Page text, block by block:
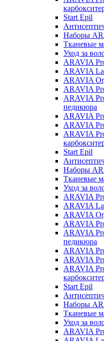
Start Epil
Наборы
Тканевые
Уход за
ARAVIA
ARAVIA
ARAVIA
ARAVIA
ARAVIA
педикюра
ARAVIA
ARAVIA
ARAVIA
Start Epil
Наборы
Тканевые
Уход за
ARAVIA
ARAVIA
ARAVIA
ARAVIA
ARAVIA
педикюра
ARAVIA
ARAVIA
ARAVIA
Start Epil
Наборы
Тканевые
Уход за
ARAVIA